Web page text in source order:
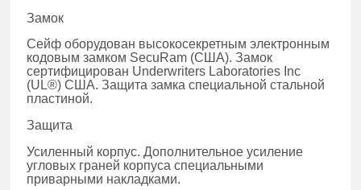
Замок
Сейф оборудован высокосекретным электронным
кодовым замком SecuRam (США). Замок
сертифицирован Underwriters Laboratories Inc
(UL®) США. Защита замка специальной стальной
пластиной.
Защита
Усиленный корпус. Дополнительное усиление
угловых граней корпуса специальными
приварными накладками.